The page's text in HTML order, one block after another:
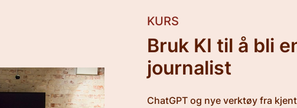
KURS
Bruk KI til å bli
journalist
ChatGPT og nye verktøy fra